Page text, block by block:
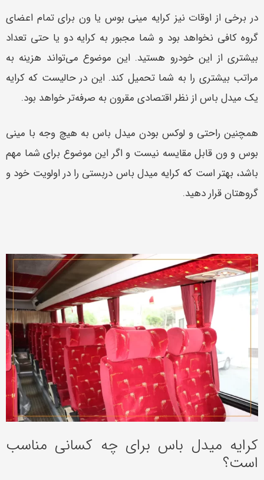
در برخی از اوقات نیز کرایه مینی بوس یا ون برای تمام اعضای
گروه کافی نخواهد بود و شما مجبور به کرایه دو یا حتی تعداد
بیشتری از این خودرو هستید. این موضوع می‌تواند هزینه به
مراتب بیشتری را به شما تحمیل کند. این در حالیست که کرایه
یک میدل باس از نظر اقتصادی مقرون به صرفه‌تر خواهد بود.
همچنین راحتی و لوکس بودن میدل باس به هیچ وجه با مینی
بوس و ون قابل مقایسه نیست و اگر این موضوع برای شما مهم
باشد، بهتر است که کرایه میدل باس دربستی را در اولویت خود و
گروهتان قرار دهید.
کرایه میدل باس برای چه کسانی مناسب
است؟